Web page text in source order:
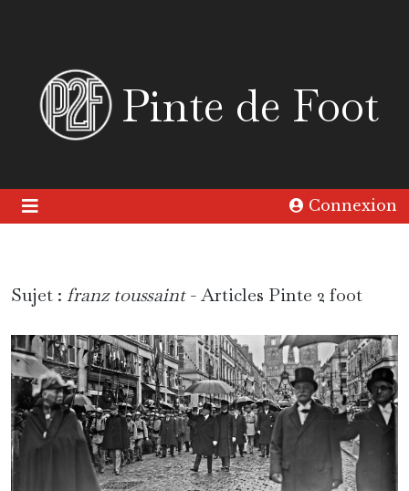
Pinte de Foot
Connexion
Sujet : franz toussaint- Articles Pinte 2 foot